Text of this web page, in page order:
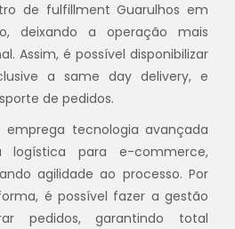
de fulfillment Guarulhos em
deixando a operação mais
Assim, é possível disponibilizar
a same day delivery, e
de pedidos.
emprega tecnologia avançada
logística para e-commerce,
agilidade ao processo. Por
é possível fazer a gestão
pedidos, garantindo total